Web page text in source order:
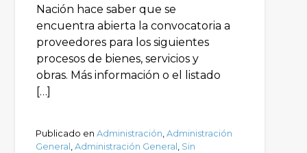
Nación hace saber que se
encuentra abierta la convocatoria a
proveedores para los siguientes
procesos de bienes, servicios y
obras. Más información o el listado
[…]
Publicado enAdministración ,Administración
General ,Administración General Sin